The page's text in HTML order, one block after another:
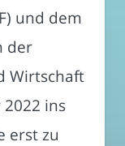
und dem
der
Wirtschaft
ins
erst zu